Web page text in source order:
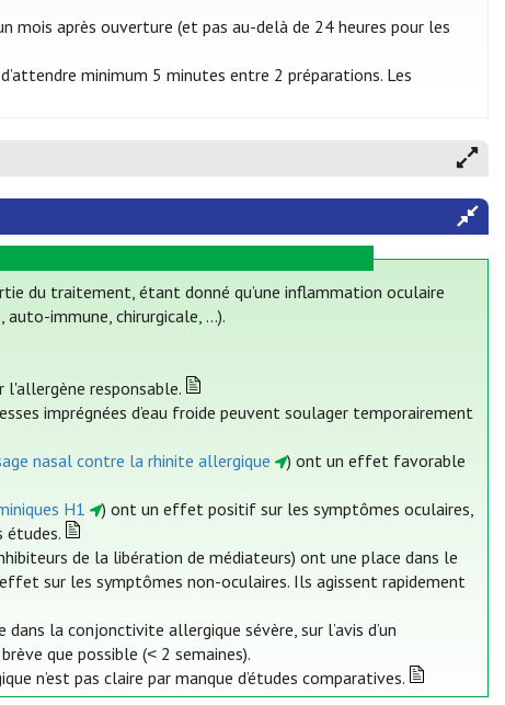
mois après ouverture (et pas au-delà de 24 heures pour les
minimum 5 minutes entre 2 préparations. Les
du traitement, étant donné qu’une inflammation oculaire
immune, chirurgicale, ...).
responsable.
imprégnées d’eau froide peuvent soulager temporairement
nasal contre la rhinite allergique
) ont un effet favorable
H1
) ont un effet positif sur les symptômes oculaires,
études.
de la libération de médiateurs) ont une place dans le
sur les symptômes non-oculaires. Ils agissent rapidement
la conjonctivite allergique sévère, sur l’avis d’un
que possible (˂ 2 semaines).
n’est pas claire par manque d’études comparatives.